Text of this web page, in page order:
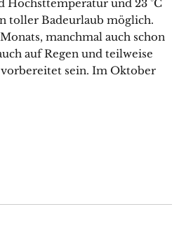
Höchsttemperatur und 23 °C
toller Badeurlaub möglich.
manchmal auch schon
auf Regen und teilweise
vorbereitet sein. Im Oktober